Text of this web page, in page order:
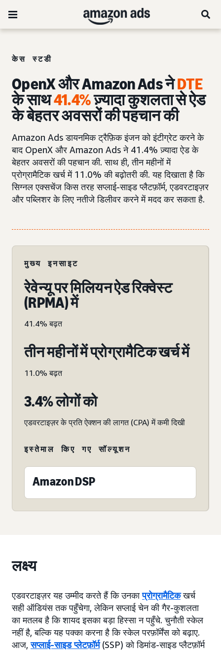
केस स्टडी
OpenX और Amazon Ads नेDTE
के साथ41.4%ज़्यादा कुशलता से ऐड
के बेहतर अवसरों की पहचान की
Amazon Ads डायनमिक ट्रैफ़िक इंजन को इंटीग्रेट करने के
बाद OpenX और Amazon Ads ने 41.4% ज़्यादा ऐड के
बेहतर अवसरों की पहचान की. साथ ही, तीन महीनों में
प्रोग्रामैटिक खर्च में 11.0% की बढ़ोतरी की. यह दिखाता है कि
सिग्नल एक्सचेंज किस तरह सप्लाई-साइड प्लैटफ़ॉर्म, एडवरटाइज़र
और पब्लिशर के लिए नतीजे डिलीवर करने में मदद कर सकता है.
मुख्य इनसाइट
रेवेन्यू पर मिलियन ऐड रिक्वेस्ट
(RPMA) में
41.4% बढ़त
तीन महीनों में प्रोग्रामैटिक खर्च में
11.0% बढ़त
3.4% लोगों को
एडवरटाइज़र के प्रति ऐक्शन की लागत (CPA) में कमी दिखी
इस्तेमाल किए गए सॉल्यूशन
Amazon DSP
लक्ष्य
एडवरटाइज़र यह उम्मीद करते हैं कि उनकाप्रोग्रामैटिकखर्च
सही ऑडियंस तक पहुँचेगा, लेकिन सप्लाई चेन की गैर-कुशलता
का मतलब है कि शायद इसका बड़ा हिस्सा न पहुँचे. चुनौती स्केल
नहीं है, बल्कि यह पक्का करना है कि स्केल परफ़ॉर्मेंस को बढ़ाए.
आज,सप्लाई-साइड प्लेटफ़ॉर्म(SSP) को डिमांड-साइड प्लैटफ़ॉर्म